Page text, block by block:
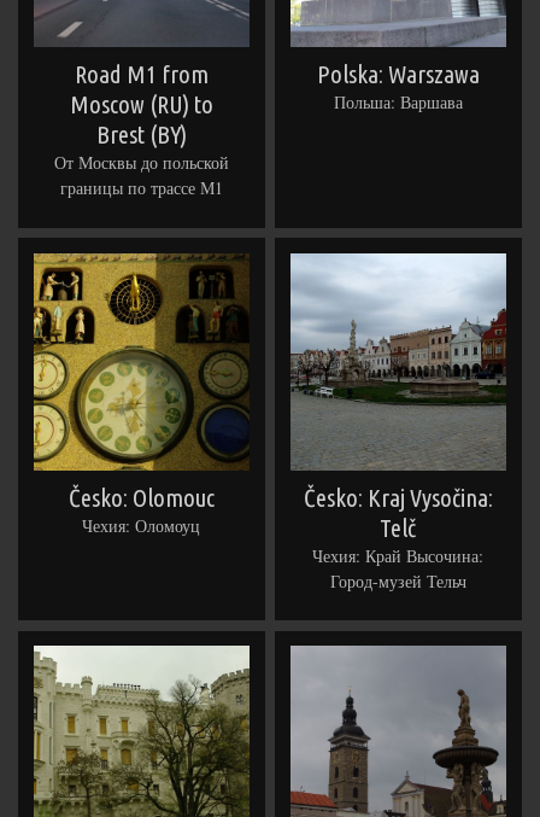
Road M1 from
Moscow (RU) to
Brest (BY)
От Москвы до польской
границы по трассе М1
Polska: Warszawa
Польша: Варшава
Česko: Olomouc
Чехия: Оломоуц
Česko: Kraj Vysočina:
Telč
Чехия: Край Высочина:
Город-музей Тельч